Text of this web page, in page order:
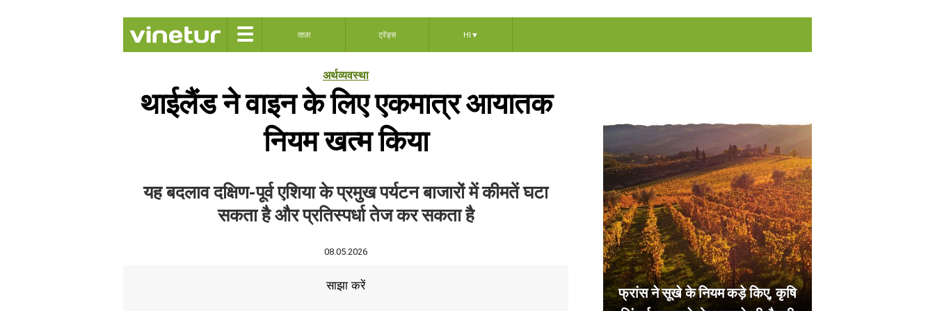
☰ ताज़ा ट्रेंड्स HI ▼
अर्थव्यवस्था
थाईलैंड ने वाइन के लिए एकमात्र आयातक
नियम खत्म किया
यह बदलाव दक्षिण-पूर्व एशिया के प्रमुख पर्यटन बाजारों में कीमतें घटा
सकता है और प्रतिस्पर्धा तेज कर सकता है
08.05.2026
साझा करें
फ्रांस ने सूखे के नियम कड़े किए, कृषि